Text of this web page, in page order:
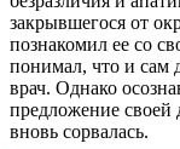
закрывшегося от
познакомил ее со
понимал, что и сам
врач. Однако
предложение своей
вновь сорвалась.